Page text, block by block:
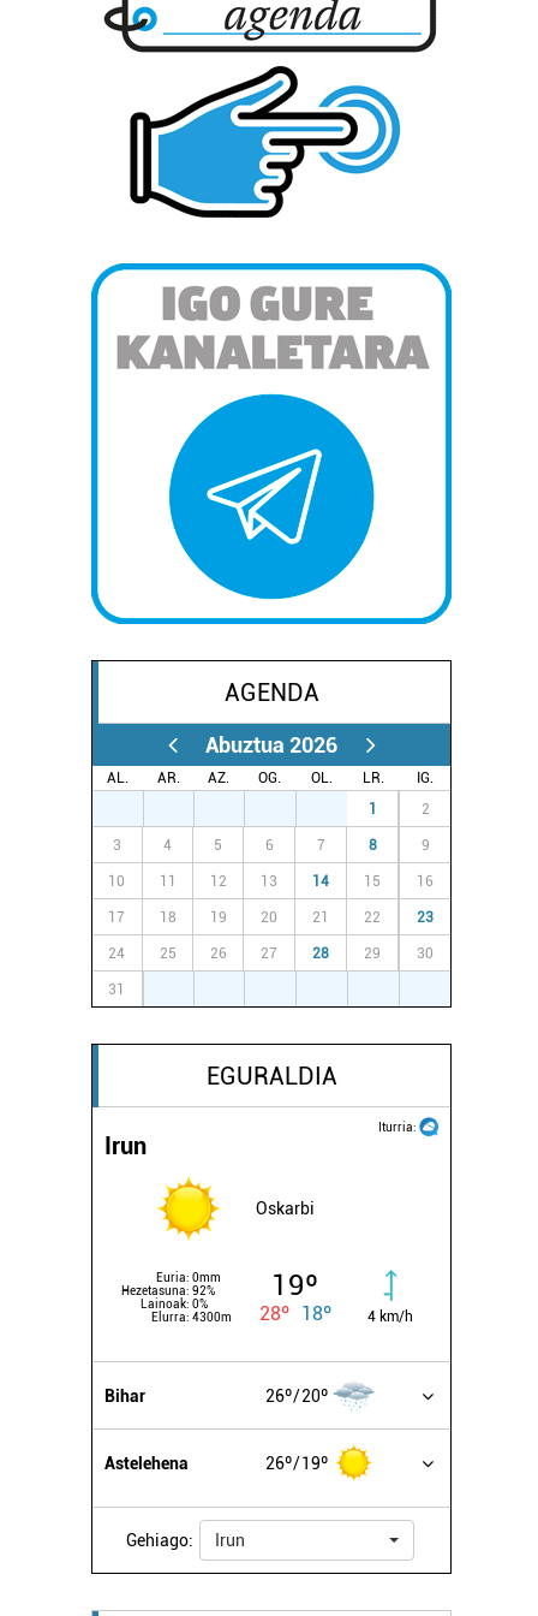
AGENDA
Abuztua 2026
AL. AR. AZ. OG. OL. LR.
IG.
1 2
3 4 5 6 7 8 9
10 11 12 13 14 15 16
17 18 19 20 21 22 23
24 25 26 27 28 29 30
31
EGURALDIA
Iturria:
Irun
Oskarbi
Euria: 0mm
Hezetasuna: 92%
Lainoak: 0%
Elurra: 4300m
19º
28º 18º 4 km/h
Bihar 26º 20º
Astelehena 26º 19º
Gehiago: Irun